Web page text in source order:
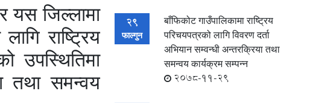
यस जिल्लामा
राष्ट्रिय
उपस्थितिमा
तथा समन्वय
29
फाल्गुन
बाँफिकोट गाउँपालिकामा राष्ट्रिय
परिचयपत्रको लागि विवरण दर्ता
अभियान सम्वन्धी अन्तरक्रिया तथा
समन्वय कार्यक्रम सम्पन्न
2078-11-29